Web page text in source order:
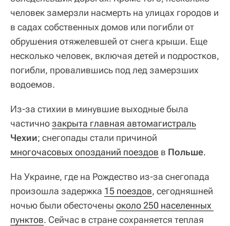
человек замерзли насмерть на улицах городов и
в садах собственных домов или погибли от
обрушения отяжелевшей от снега крыши. Еще
несколько человек, включая детей и подростков,
погибли, провалившись под лед замерзших
водоемов.
Из-за стихии в минувшие выходные была
частичнозакрыта главная автомагистраль
Чехии; снегопады стали причиной
многочасовых опозданий поездов в Польше.
На Украине, где на Рождество из-за снегопада
произошла задержка 15 поездов, сегодняшней
ночью были обесточены около 250 населенных
пунктов. Сейчас в стране сохраняется теплая